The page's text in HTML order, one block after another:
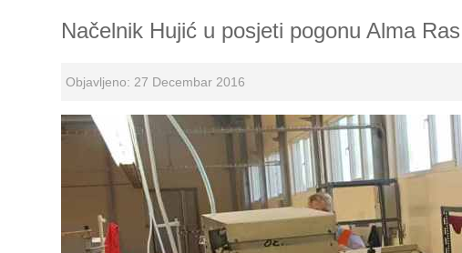
Načelnik Hujić u posjeti pogonu Alma
Objavljeno: 27 Decembar 2016